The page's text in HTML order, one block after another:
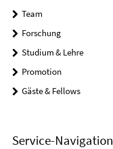
Team
Forschung
Studium & Lehre
Promotion
Gäste & Fellows
Service-Navigation